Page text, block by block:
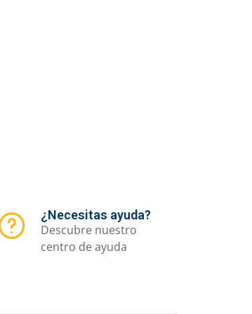
¿Necesitas ayuda?
Descubre nuestro
centro de ayuda